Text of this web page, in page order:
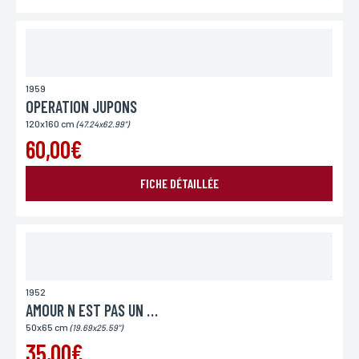
*Champs obligatoires
Conformément à la loi «informatique et Libertés» du 06,01,1978 modifié en 2004, vous pouvez
pour des motifs légitimes, au traitement informatiques de vos coordonnées, bénéficiez d’un
L’Incartade - 51 rue Basse, 59800 Lille.
1959
OPERATION JUPONS
120x160 cm (47.24x62.99")
60,00€
FICHE DÉTAILLÉE
1952
AMOUR N EST PAS UN PECHE
50x65 cm (19.69x25.59")
35,00€